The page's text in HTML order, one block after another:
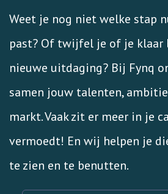
Weet je nog niet welke stap
past? Of twijfel je of je klaar
nieuwe uitdaging? Bij Fynq
samen jouw talenten,
markt. Vaak zit er meer in je
vermoedt! En wij helpen je
te zien en te benutten.